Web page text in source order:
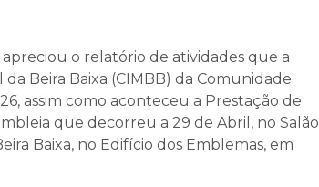
o relatório de atividades que a
Beira Baixa (CIMBB) da Comunidade
assim como aconteceu a Prestação de
que decorreu a 29 de Abril, no Salão
Baixa, no Edifício dos Emblemas, em